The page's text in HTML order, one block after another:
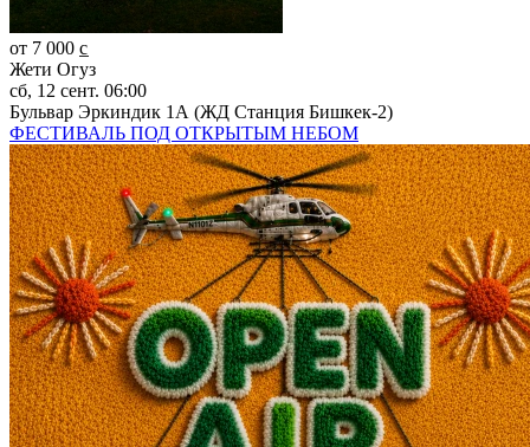
от 7 000 c̲
Жети Огуз
сб, 12 сент. 06:00
Бульвар Эркиндик 1А (ЖД Станция Бишкек-2)
ФЕСТИВАЛЬ ПОД ОТКРЫТЫМ НЕБОМ